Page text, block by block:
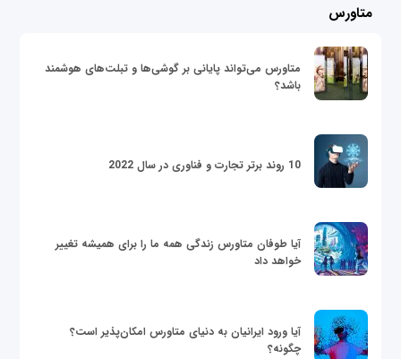
متاورس
متاورس می‌تواند پایانی بر گوشی‌ها و تبلت‌های هوشمند
باشد؟
10 روند برتر تجارت و فناوری در سال 2022
آیا طوفان متاورس زندگی همه ما را برای همیشه تغییر
خواهد داد
آیا ورود ایرانیان به دنیای متاورس امکان‌پذیر است؟
چگونه؟